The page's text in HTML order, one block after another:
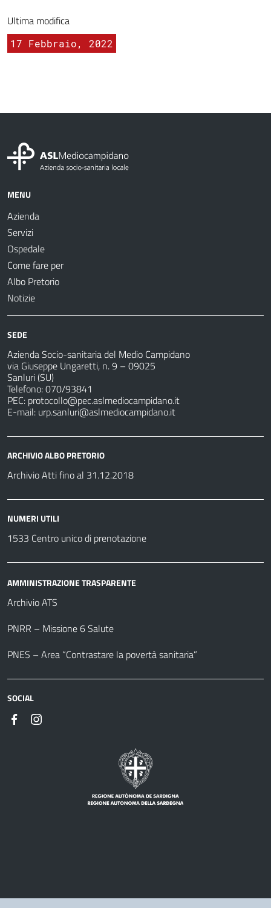
Ultima modifica
17 Febbraio, 2022
MENU
Azienda
Servizi
Ospedale
Come fare per
Albo Pretorio
Notizie
SEDE
Azienda Socio-sanitaria del Medio Campidano
via Giuseppe Ungaretti, n. 9 – 09025
Sanluri (SU)
Telefono: 070/93841
PEC: protocollo@pec.aslmediocampidano.it
E-mail: urp.sanluri@aslmediocampidano.it
ARCHIVIO ALBO PRETORIO
Archivio Atti fino al 31.12.2018
NUMERI UTILI
1533 Centro unico di prenotazione
AMMINISTRAZIONE TRASPARENTE
Archivio ATS
PNRR – Missione 6 Salute
PNES – Area “Contrastare la povertà sanitaria”
SOCIAL